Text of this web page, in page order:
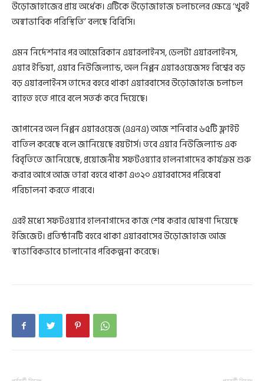
উড়োজাহাজের প্রায় অর্ধেক। এটিকে উড়োজাহাজ চলাচলের ক্ষেত্রে ‘খুবই
অস্বাভাবিক পরিস্থিতি’ বলছে বিবিসি।
এমন নির্দেশনার পর আমেরিকান এয়ারলাইনস, ডেলটা এয়ারলাইনস,
এয়ার ইন্ডিয়া, এয়ার নিউজিল্যান্ড, অল নিপ্পন এয়ারওয়েজসহ বিশ্বের বড়
বড় এয়ারলাইনস তাদের বহরে থাকা এয়ারবাসের উড়োজাহাজ চলাচল
ব্যাহত হতে পারে বলে সতর্ক করে দিয়েছে।
জাপানের অল নিপ্পন এয়ারওয়েজ (এএনএ) আজ শনিবার ৬৫টি ফ্লাইট
বাতিল করেছে বলে জানিয়েছে রয়টার্স। তবে এয়ার নিউজিল্যান্ড এক
বিবৃতিতে জানিয়েছে, প্রয়োজনীয় সফটওয়্যার হালনাগাদের কার্যক্রম শুরু
করার আগে আজ তারা বহরে থাকা এ৩২০ এয়ারবাসের পরিষেবা
পরিচালনা করতে পারবে।
এরই মধ্যে সফটওয়্যার হালনাগাদের কাজ শেষ করার ঘোষণা দিয়েছে
ইজিজেট। প্রতিষ্ঠানটি বহরে থাকা এয়ারবাসের উড়োজাহাজ আজ
স্বাভাবিকভাবে চালানোর পরিকল্পনা করেছে।